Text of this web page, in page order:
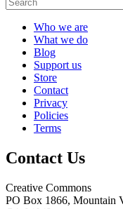
Who we are
What we do
Blog
Support us
Store
Contact
Privacy
Policies
Terms
Contact Us
Creative Commons
PO Box 1866, Mountain